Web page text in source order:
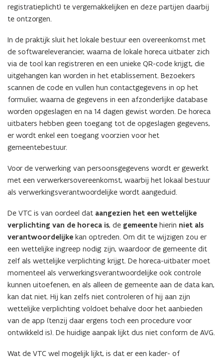
registratieplicht) te vergemakkelijken en deze partijen daarbij
te ontzorgen.
In de praktijk sluit het lokale bestuur een overeenkomst met
de softwareleverancier, waarna de lokale horeca uitbater zich
via de tool kan registreren en een unieke QR-code krijgt, die
uitgehangen kan worden in het etablissement. Bezoekers
scannen de code en vullen hun contactgegevens in op het
formulier, waarna de gegevens in een afzonderlijke database
worden opgeslagen en na 14 dagen gewist worden. De horeca
uitbaters hebben geen toegang tot de opgeslagen gegevens,
er wordt enkel een toegang voorzien voor het
gemeentebestuur.
Voor de verwerking van persoonsgegevens wordt er gewerkt
met een verwerkersovereenkomst, waarbij het lokaal bestuur
als verwerkingsverantwoordelijke wordt aangeduid.
De VTC is van oordeel dat aangezien het een wettelijke
verplichting van de horeca is, de gemeente hierin niet als
verantwoordelijke kan optreden. Om dit te wijzigen zou er
een wettelijke ingreep nodig zijn, waardoor de gemeente dit
zelf als wettelijke verplichting krijgt. De horeca-uitbater moet
momenteel als verwerkingsverantwoordelijke ook controle
kunnen uitoefenen, en als alleen de gemeente aan de data kan,
kan dat niet. Hij kan zelfs niet controleren of hij aan zijn
wettelijke verplichting voldoet behalve door het aanbieden
van de app (tenzij daar ergens toch een procedure voor
ontwikkeld is). De huidige aanpak lijkt dus niet conform de AVG.
Wat de VTC wel mogelijk lijkt, is dat er een kader- of